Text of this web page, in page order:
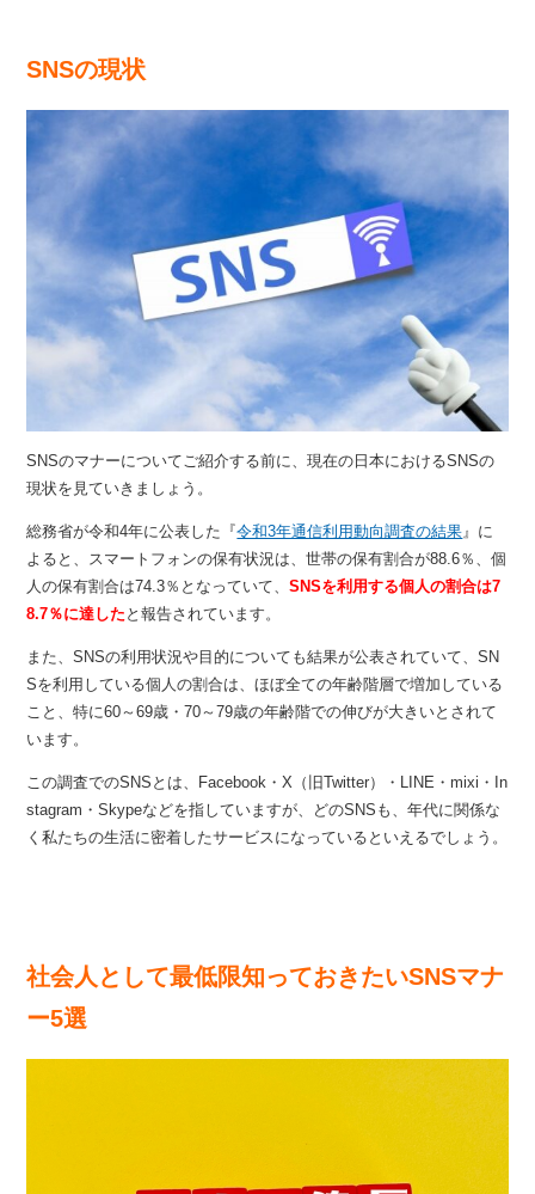
SNSの現状
SNSのマナーについてご紹介する前に、現在の日本におけるSNSの
現状を見ていきましょう。
総務省が令和4年に公表した『令和3年通信利用動向調査の結果 』に
よると、スマートフォンの保有状況は、世帯の保有割合が88.6％、個
人の保有割合は74.3％となっていて、SNSを利用する個人の割合は7
8.7％に達した と報告されています。
また、SNSの利用状況や目的についても結果が公表されていて、SN
Sを利用している個人の割合は、ほぼ全ての年齢階層で増加している
こと、特に60～69歳・70～79歳の年齢階での伸びが大きいとされて
います。
この調査でのSNSとは、Facebook・X（旧Twitter）・LINE・mixi・In
stagram・Skypeなどを指していますが、どのSNSも、年代に関係な
く私たちの生活に密着したサービスになっているといえるでしょう。
社会人として最低限知っておきたいSNSマナ
ー5選